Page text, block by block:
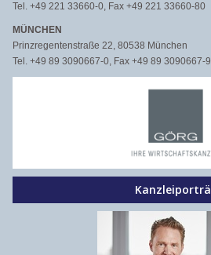
Tel. +49 221 33660-0, Fax +49 221 33660-80
MÜNCHEN
Prinzregentenstraße 22, 80538 München
Tel. +49 89 3090667-0, Fax +49 89 3090667-